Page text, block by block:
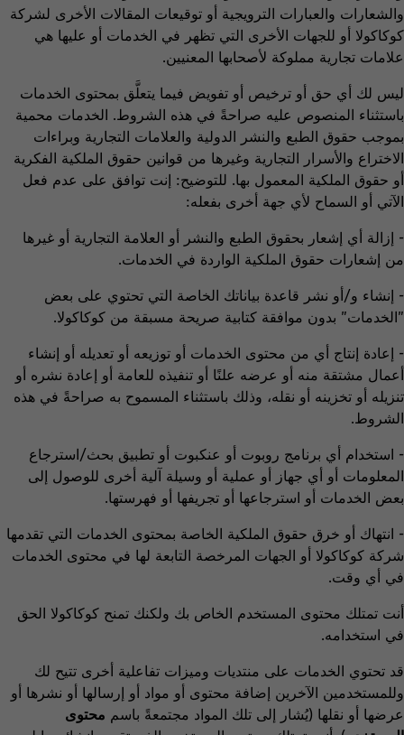
والشعارات والعبارات الترويجية أو توقيعات المقالات الأخرى لشركة
كوكاكولا أو للجهات الأخرى التي تظهر في الخدمات أو عليها هي
علامات تجارية مملوكة لأصحابها المعنيين.
ليس لك أي حق أو ترخيص أو تفويض فيما يتعلَّق بمحتوى الخدمات
باستثناء المنصوص عليه صراحةً في هذه الشروط. الخدمات محمية
بموجب حقوق الطبع والنشر الدولية والعلامات التجارية وبراءات
الاختراع والأسرار التجارية وغيرها من قوانين حقوق الملكية الفكرية
أو حقوق الملكية المعمول بها. للتوضيح: إنت توافق على عدم فعل
الآتي أو السماح لأي جهة أخرى بفعله:
- إزالة أي إشعار بحقوق الطبع والنشر أو العلامة التجارية أو غيرها
من إشعارات حقوق الملكية الواردة في الخدمات.
- إنشاء و/أو نشر قاعدة بياناتك الخاصة التي تحتوي على بعض
"الخدمات" بدون موافقة كتابية صريحة مسبقة من كوكاكولا.
- إعادة إنتاج أي من محتوى الخدمات أو توزيعه أو تعديله أو إنشاء
أعمال مشتقة منه أو عرضه علنًا أو تنفيذه للعامة أو إعادة نشره أو
تنزيله أو تخزينه أو نقله، وذلك باستثناء المسموح به صراحةً في هذه
الشروط.
- استخدام أي برنامج روبوت أو عنكبوت أو تطبيق بحث/استرجاع
المعلومات أو أي جهاز أو عملية أو وسيلة آلية أخرى للوصول إلى
بعض الخدمات أو استرجاعها أو تجريفها أو فهرستها.
- انتهاك أو خرق حقوق الملكية الخاصة بمحتوى الخدمات التي تقدمها
شركة كوكاكولا أو الجهات المرخصة التابعة لها في محتوى الخدمات
في أي وقت.
أنت تمتلك محتوى المستخدم الخاص بك ولكنك تمنح كوكاكولا الحق
في استخدامه.
قد تحتوي الخدمات على منتديات وميزات تفاعلية أخرى تتيح لك
وللمستخدمين الآخرين إضافة محتوى أو مواد أو إرسالها أو نشرها أو
عرضها أو نقلها (يُشار إلى تلك المواد مجتمعةً باسم محتوى